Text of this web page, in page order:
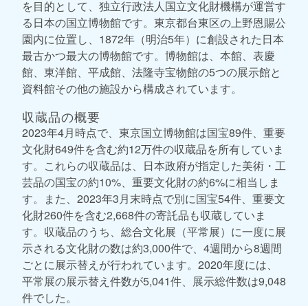
を目的として、独立行政法人国立文化財機構が運営す
る日本の国立博物館です。東京都台東区の上野恩賜公
園内に位置し、1872年（明治5年）に創設された日本
最古かつ最大の博物館です。博物館は、本館、表慶
館、東洋館、平成館、法隆寺宝物館の5つの展示館と
資料館その他の施設から構成されています。
収蔵品の概要
2023年4月時点で、東京国立博物館は国宝89件、重要
文化財649件を含む約12万件の収蔵品を所有していま
す。これらの収蔵品は、日本政府が指定した美術・工
芸品の国宝の約10%、重要文化財の約6%に相当しま
す。また、2023年3月末時点で別に国宝54件、重要文
化財260件を含む2,668件の寄託品も収蔵していま
す。収蔵品のうち、総合文化展（平常展）に一度に展
示される文化財の数は約3,000件で、4週間から8週間
ごとに展示替えが行われています。2020年度には、
平常展の展示替え件数が5,041件、展示総件数は9,048
件でした。